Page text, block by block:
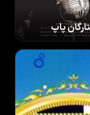
پاپ